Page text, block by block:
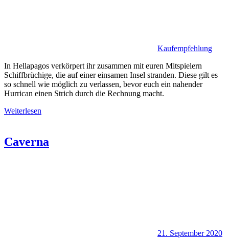
Kaufempfehlung
In Hellapagos verkörpert ihr zusammen mit euren Mitspielern
Schiffbrüchige, die auf einer einsamen Insel stranden. Diese gilt es
so schnell wie möglich zu verlassen, bevor euch ein nahender
Hurrican einen Strich durch die Rechnung macht.
Weiterlesen
Caverna
21. September 2020